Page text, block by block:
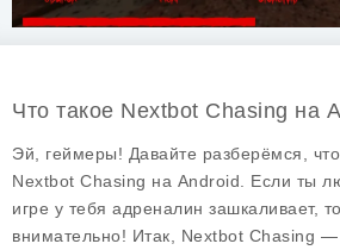
Что такое Nextbot Chasing на
Эй, геймеры! Давайте разберёмся,
Nextbot Chasing на Android. Если ты
игре у тебя адреналин зашкаливает,
внимательно! Итак, Nextbot Chasing —